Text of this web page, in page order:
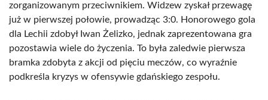
zorganizowanym przeciwnikiem. Widzew zyskał przewagę
już w pierwszej połowie, prowadząc 3:0. Honorowego gola
dla Lechii zdobył Iwan Żelizko, jednak zaprezentowana gra
pozostawia wiele do życzenia. To była zaledwie pierwsza
bramka zdobyta z akcji od pięciu meczów, co wyraźnie
podkreśla kryzys w ofensywie gdańskiego zespołu.